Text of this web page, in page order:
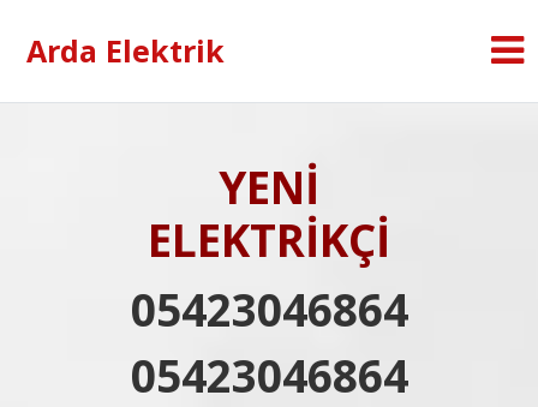
Arda Elektrik
YENİ
ELEKTRİKÇİ
05423046864
05423046864